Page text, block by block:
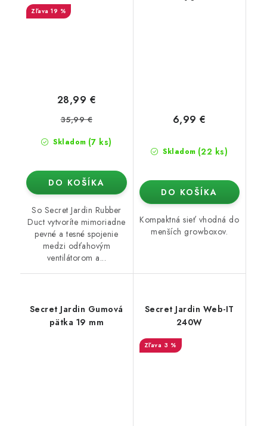
19 %
Skladom (7 ks)
28,99 €
35,99 €
DO KOŠÍKA
So Secret Jardin Rubber
Duct vytvoríte mimoriadne
pevné a tesné spojenie
medzi odťahovým
ventilátorom a...
Skladom (22 ks)
6,99 €
DO KOŠÍKA
Kompaktná sieť vhodná do
menších growboxov.
Secret Jardin Gumová
pätka 19 mm
Secret Jardin Web-IT
240W
3 %